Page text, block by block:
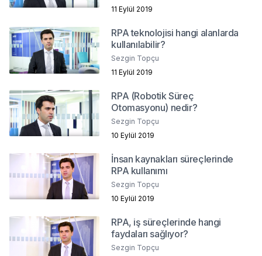
11 Eylül 2019
RPA teknolojisi hangi alanlarda
kullanılabilir?
Sezgin Topçu
11 Eylül 2019
RPA (Robotik Süreç
Otomasyonu) nedir?
Sezgin Topçu
10 Eylül 2019
İnsan kaynakları süreçlerinde
RPA kullanımı
Sezgin Topçu
10 Eylül 2019
RPA, iş süreçlerinde hangi
faydaları sağlıyor?
Sezgin Topçu